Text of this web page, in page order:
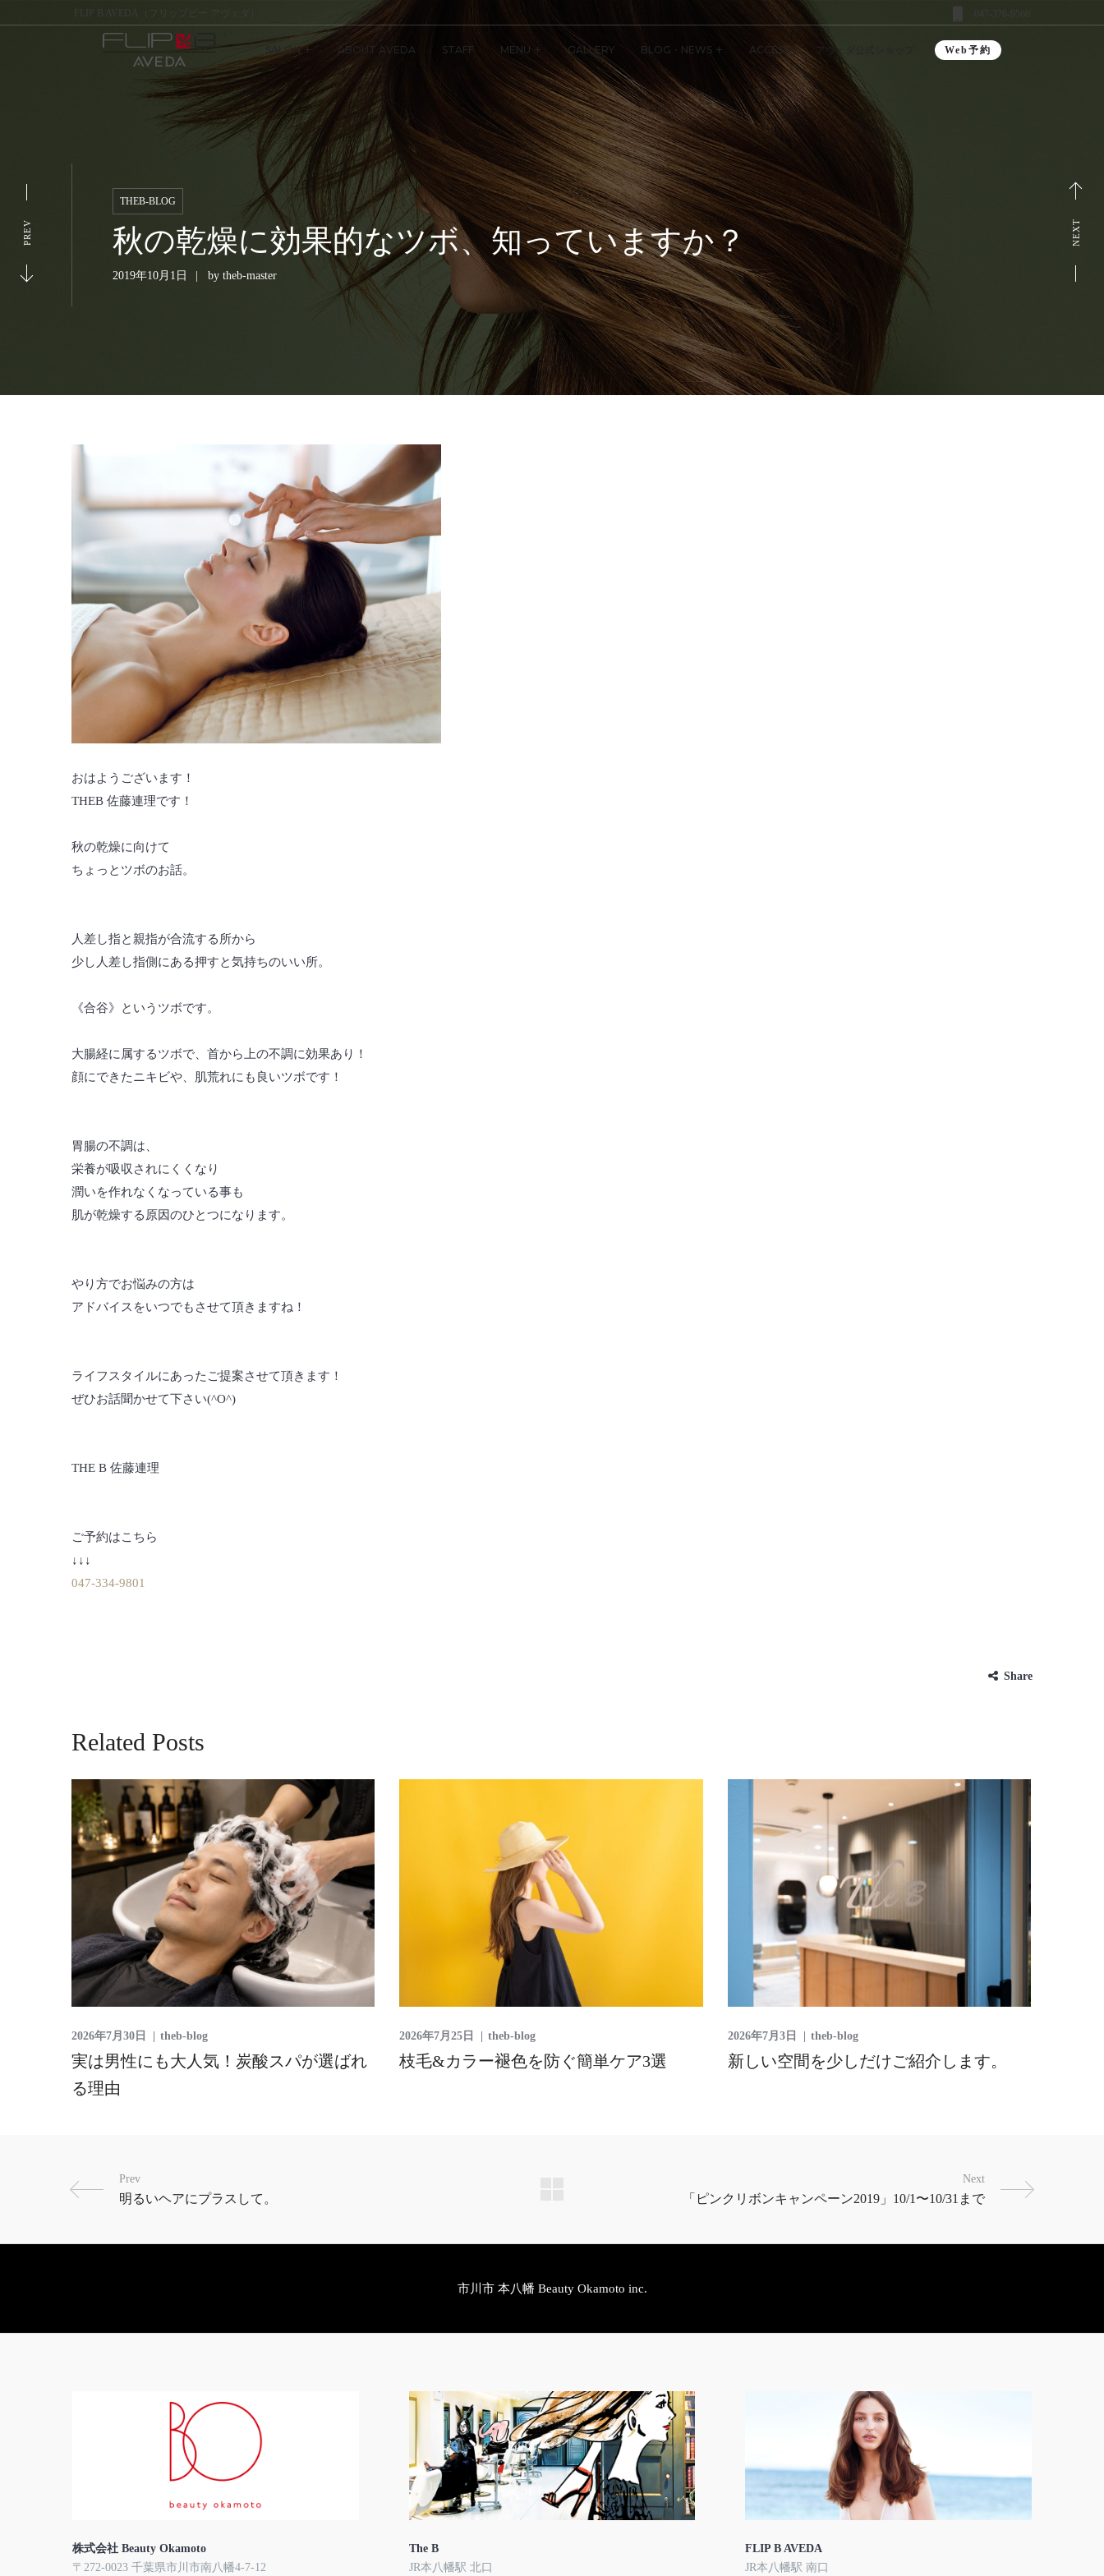
FLIP B AVEDA（フリップビー アヴェダ） 047-376-9560
SALON ABOUT AVEDA STAFF MENU GALLERY BLOG・NEWS ACCESS アヴェダ公式ショップ Web予約
THEB-BLOG
秋の乾燥に効果的なツボ、知っていますか？
2019年10月1日 by theb-master
PREV NEXT
おはようございます！
THEB 佐藤連理です！
秋の乾燥に向けて
ちょっとツボのお話。
人差し指と親指が合流する所から
少し人差し指側にある押すと気持ちのいい所。
《合谷》というツボです。
大腸経に属するツボで、首から上の不調に効果あり！
顔にできたニキビや、肌荒れにも良いツボです！
胃腸の不調は、
栄養が吸収されにくくなり
潤いを作れなくなっている事も
肌が乾燥する原因のひとつになります。
やり方でお悩みの方は
アドバイスをいつでもさせて頂きますね！
ライフスタイルにあったご提案させて頂きます！
ぜひお話聞かせて下さい(^O^)
THE B 佐藤連理
ご予約はこちら
↓↓↓
047-334-9801
Share
Related Posts
2026年7月30日 theb-blog
実は男性にも大人気！炭酸スパが選ばれ
る理由
2026年7月25日 theb-blog
枝毛&カラー褪色を防ぐ簡単ケア3選
2026年7月3日 theb-blog
新しい空間を少しだけご紹介します。
Prev Next
市川市 本八幡 Beauty Okamoto inc.
株式会社 Beauty Okamoto
〒272-0023 千葉県市川市南八幡4-7-12
The B
JR本八幡駅 北口
FLIP B AVEDA
JR本八幡駅 南口